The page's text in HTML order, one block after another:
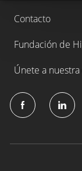
Contacto
Fundación de
Únete a
follow